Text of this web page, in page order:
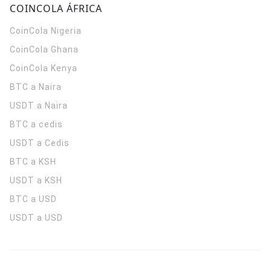
COINCOLA ÁFRICA
CoinCola Nigeria
CoinCola Ghana
CoinCola Kenya
BTC a Naira
USDT a Naira
BTC a cedis
USDT a Cedis
BTC a KSH
USDT a KSH
BTC a USD
USDT a USD